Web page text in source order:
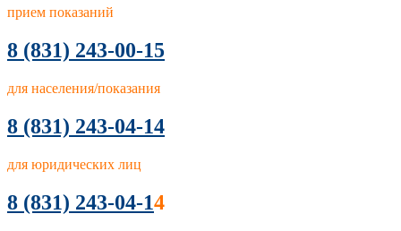
прием показаний
8 (831) 243-00-15
для населения/показания
8 (831) 243-04-14
для юридических лиц
8 (831) 243-04-14